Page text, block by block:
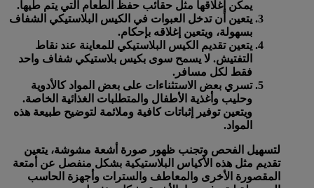
يمكن إغلاقها مثل حقائب حفظ الطعام التي يتم طيها.
يتعين أن تدخل العبوات في الكيس البلاستيكي الشفاف
بسهولة، ويتعين إغلاقه بإحكام.
يتعين تقديم الكيس البلاستيكي للمعاينة عند نقاط
التفتيش. لا يسمح سوى بكيس بلاستيكي شفاف واحد
فقط لكل مسافر.
تسري بعض الاستثناءات على بعض المواد كالأدوية
وحليب وأغذية الأطفال والمتطلبات الغذائية الخاصة.
ويتعين توفير إثباتات كافية وملائمة لتوضيح طبيعة هذه
المواد.
لتسهيل الفحص وتجنب ظهور صورة أشعة مشوشة، يتعين
تقديم مثل هذه الأكياس البلاستيكية بشكل منفصل عن أمتعة
المقصورة الأخرى والمعاطف والسترات وأجهزة الحاسب